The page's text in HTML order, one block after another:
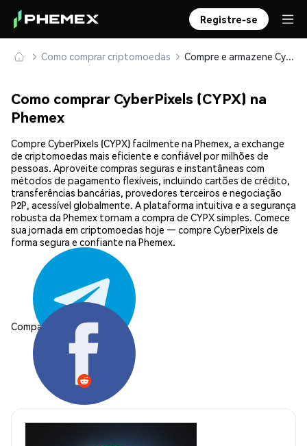
Registre-se
Como comprar criptomoedas Compre e armazene CyberPixels (CYPX) com segurança
Como comprar CyberPixels (CYPX) na
Phemex
Compre CyberPixels (CYPX) facilmente na Phemex, a exchange
de criptomoedas mais eficiente e confiável por milhões de
pessoas. Aproveite compras seguras e instantâneas com
métodos de pagamento flexíveis, incluindo cartões de crédito,
transferências bancárias, provedores terceiros e negociação
P2P, acessível globalmente. A plataforma intuitiva e a segurança
robusta da Phemex tornam a compra de CYPX simples. Comece
sua jornada em criptomoedas hoje — compre CyberPixels de
forma segura e confiante na Phemex.
Compartilhar: